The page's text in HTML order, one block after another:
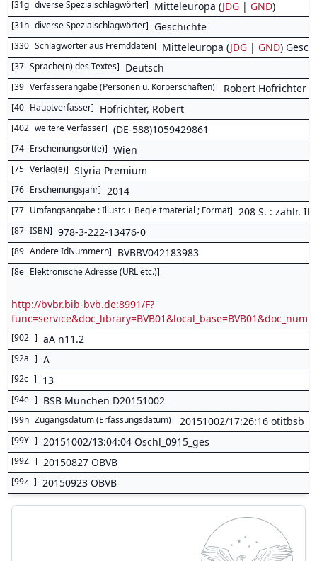
[31g diverse Spezialschlagwörter] Mitteleuropa (JDG | GND)
[31h diverse Spezialschlagwörter] Geschichte
[330 Schlagwörter aus Fremddaten] Mitteleuropa (JDG | GND)
[37 Sprache(n) des Textes] Deutsch
[39 Verfasserangabe (Personen u. Körperschaften)] Robert Hofrichter ;
[40 Hauptverfasser] Hofrichter, Robert
[402 weitere Verfasser] (DE-588)1059429861
[74 Erscheinungsort(e)] Wien
[75 Verlag(e)] Styria Premium
[76 Erscheinungsjahr] 2014
[77 Umfangsangabe : Illustr. + Begleitmaterial ; Format] 208 S. : zahlr. Ill.
[87 ISBN] 978-3-222-13476-0
[89 Andere IdNummern] BVBBV042183983
[8e Elektronische Adresse (URL etc.)]
http://bvbr.bib-bvb.de:8991/F?
[902 ] aA n11.2
[92a ] A
[92c ] 13
[94e ] BSB München D20151002
[99n Zugangsdatum (Erfassungsdatum)] 20151002/17:26:16 otitbsb
[99Y ] 20151002/13:04:04 Oschl_0915_ges
[99Z ] 20150827 OBVB
[99z ] 20150923 OBVB